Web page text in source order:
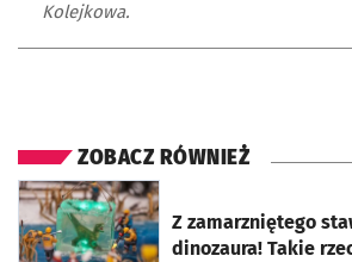
Kolejkowa.
ZOBACZ RÓWNIEŻ
Z zamarzniętego
dinozaura! Takie
otworzy się w nowej karcie